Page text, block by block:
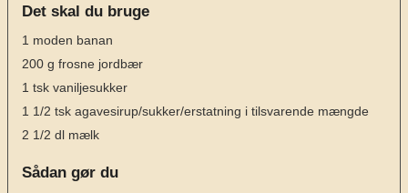
Det skal du bruge
1 moden banan
200 g frosne jordbær
1 tsk vaniljesukker
1 1/2 tsk agavesirup/sukker/erstatning i tilsvarende mængde
2 1/2 dl mælk
Sådan gør du